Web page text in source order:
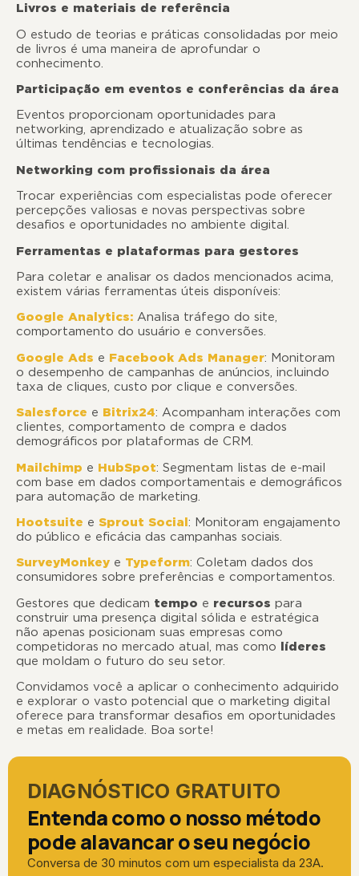
Livros e materiais de referência
O estudo de teorias e práticas consolidadas por meio
de livros é uma maneira de aprofundar o
conhecimento.
Participação em eventos e conferências da área
Eventos proporcionam oportunidades para
networking, aprendizado e atualização sobre as
últimas tendências e tecnologias.
Networking com profissionais da área
Trocar experiências com especialistas pode oferecer
percepções valiosas e novas perspectivas sobre
desafios e oportunidades no ambiente digital.
Ferramentas e plataformas para gestores
Para coletar e analisar os dados mencionados acima,
existem várias ferramentas úteis disponíveis:
Google Analytics: Analisa tráfego do site,
comportamento do usuário e conversões.
Google Ads e Facebook Ads Manager: Monitoram
o desempenho de campanhas de anúncios, incluindo
taxa de cliques, custo por clique e conversões.
Salesforce e Bitrix24: Acompanham interações com
clientes, comportamento de compra e dados
demográficos por plataformas de CRM.
Mailchimp e HubSpot: Segmentam listas de e-mail
com base em dados comportamentais e demográficos
para automação de marketing.
Hootsuite e Sprout Social: Monitoram engajamento
do público e eficácia das campanhas sociais.
SurveyMonkey e Typeform: Coletam dados dos
consumidores sobre preferências e comportamentos.
Gestores que dedicam tempo e recursos para
construir uma presença digital sólida e estratégica
não apenas posicionam suas empresas como
competidoras no mercado atual, mas como líderes
que moldam o futuro do seu setor.
Convidamos você a aplicar o conhecimento adquirido
e explorar o vasto potencial que o marketing digital
oferece para transformar desafios em oportunidades
e metas em realidade. Boa sorte!
DIAGNÓSTICO GRATUITO
Entenda como o nosso método
pode alavancar o seu negócio
Conversa de 30 minutos com um especialista da 23A.